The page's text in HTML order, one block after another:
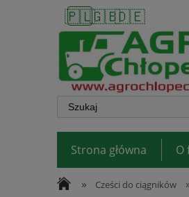
🇵🇱🇬🇧🇩🇪
Strona główna O
» Cześci do ciągników